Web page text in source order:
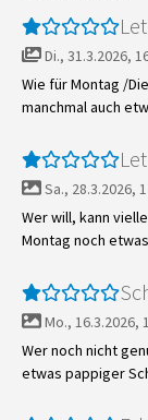
Di., 31.3.2026,
Wie für Montag /
manchmal auch
Sa., 28.3.2026,
Wer will, kann
Montag noch
Mo., 16.3.2026,
Wer noch nicht
etwas pappiger